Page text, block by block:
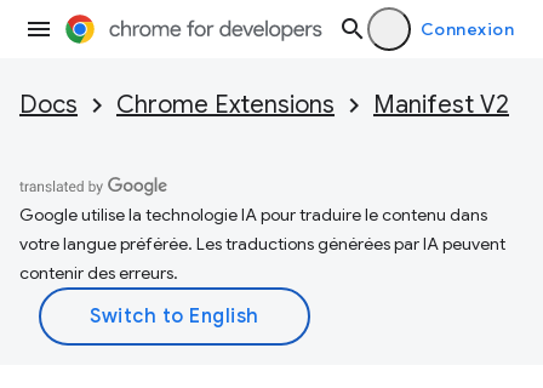
Connexion
Docs Chrome Extensions Manifest V2
Google utilise la technologie IA pour traduire le contenu dans
votre langue préférée. Les traductions générées par IA peuvent
contenir des erreurs.